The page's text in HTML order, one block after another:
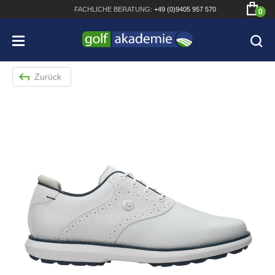
FACHLICHE BERATUNG: +49 (0)9405 957 570 0
Titleist Pro V1x mit gratis Schriftaufdruck
Bennington Waterproof QO14 Sport Cartbag
Zurück